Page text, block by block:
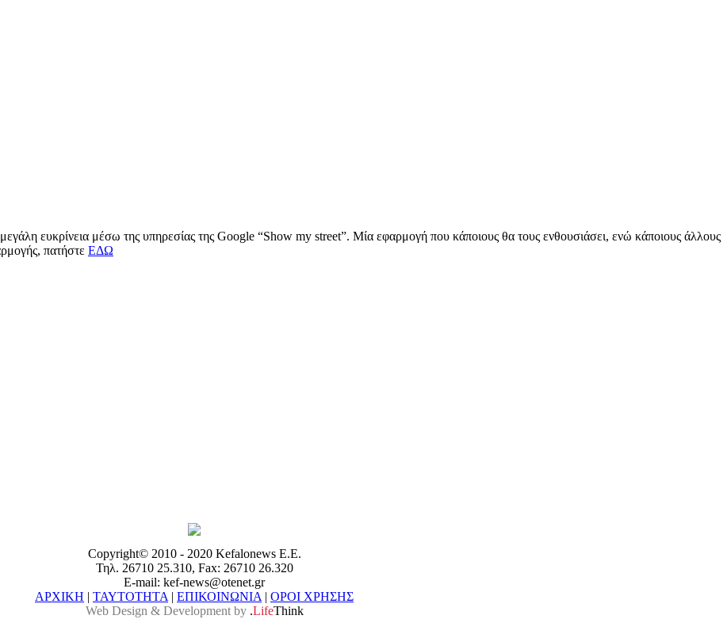
μεγάλη ευκρίνεια μέσω της υπηρεσίας της Google “Show my street”. Μία εφαρμογή που κάποιους θα τους ενθουσιάσει, ενώ κάποιους άλλους
πατήστε ΕΔΩ
Copyright© 2010 - 2020 Kefalonews Ε.E.
Τηλ. 26710 25.310, Fax: 26710 26.320
E-mail: kef-news@otenet.gr
ΑΡΧΙΚΗ | ΤΑΥΤΟΤΗΤΑ | ΕΠΙΚΟΙΝΩΝΙΑ | ΟΡΟΙ ΧΡΗΣΗΣ
Web Design & Development by .LifeThink